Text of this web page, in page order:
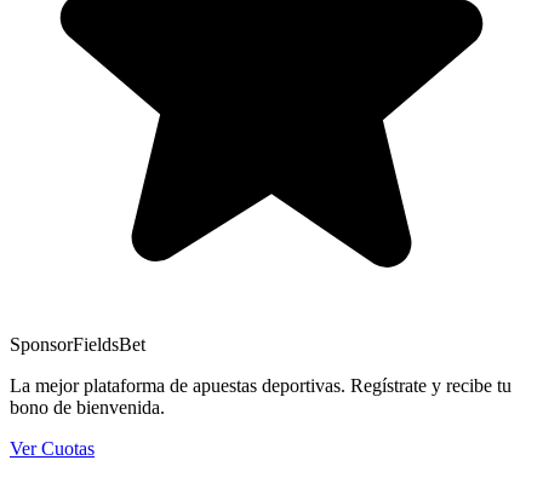
SponsorFieldsBet
La mejor plataforma de apuestas deportivas. Regístrate y recibe tu
bono de bienvenida.
Ver Cuotas